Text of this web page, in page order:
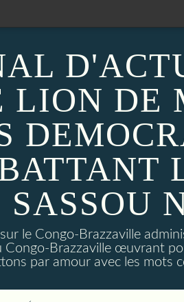
LION DE
SASSOU
le Congo-Brazzaville
Congo-Brazzaville œuvrant
par amour avec les mots